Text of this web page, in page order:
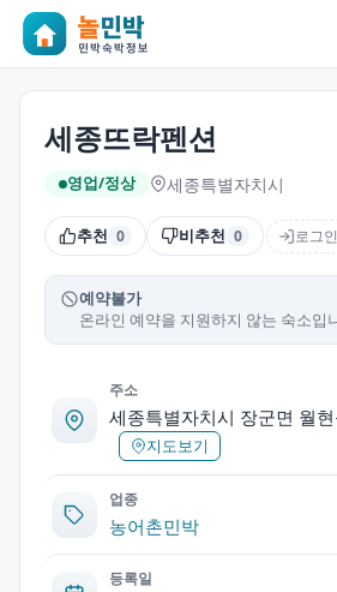
세종뜨락펜션
영업/정상 세종특별자치시
추천 0 비추천 0 로그인
예약불가
온라인 예약을 지원하지 않는 숙소입
주소
세종특별자치시 장군면 월
지도보기
업종
농어촌민박
등록일